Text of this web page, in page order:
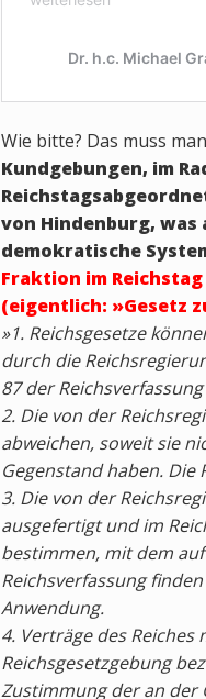
Wie bitte? Das muss
Kundgebungen, im
von Hindenburg,
demokratische
Fraktion im
(eigentlich: »Gesetz
»1. Reichsgesetze
durch die
87 der
2. Die von der
abweichen, soweit sie
Gegenstand haben.
3. Die von der
ausgefertigt und im
bestimmen, mit dem
Reichsverfassung
Anwendung.
4. Verträge des
Reichsgesetzgebung
Zustimmung der an der